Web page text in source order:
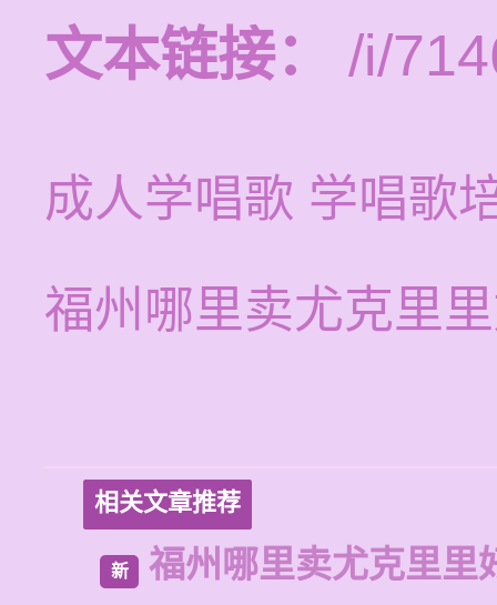
文本链接：
/i/
成人学唱歌 学唱歌
福州哪里卖尤克里
相关文章推荐
新 福州哪里卖尤克里里